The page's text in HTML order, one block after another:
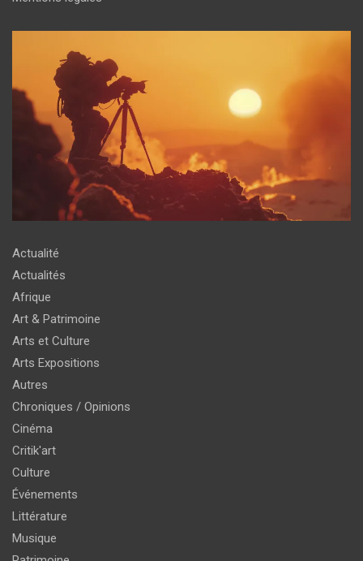
Actualité
Actualités
Afrique
Art & Patrimoine
Arts et Culture
Arts Expositions
Autres
Chroniques / Opinions
Cinéma
Critik'art
Culture
Événements
Littérature
Musique